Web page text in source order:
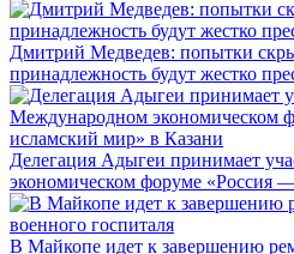
Дмитрий Медведев: попытки
принадлежность будут жестко
Делегация Адыгеи принимает
экономическом форуме «Россия
В Майкопе идет к завершению